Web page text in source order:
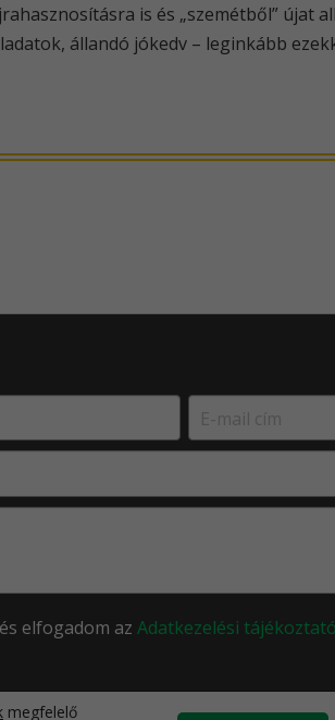
is és „szemétből” újat
állandó jókedv – leginkább
elfogadom azAdatkezelési
megfelelő